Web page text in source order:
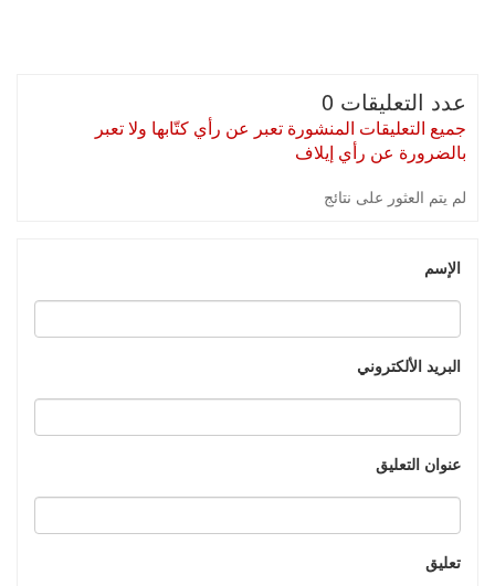
عدد التعليقات 0
جميع التعليقات المنشورة تعبر عن رأي كتّابها ولا تعبر
بالضرورة عن رأي إيلاف
لم يتم العثور على نتائج
الإسم
البريد الألكتروني
عنوان التعليق
تعليق